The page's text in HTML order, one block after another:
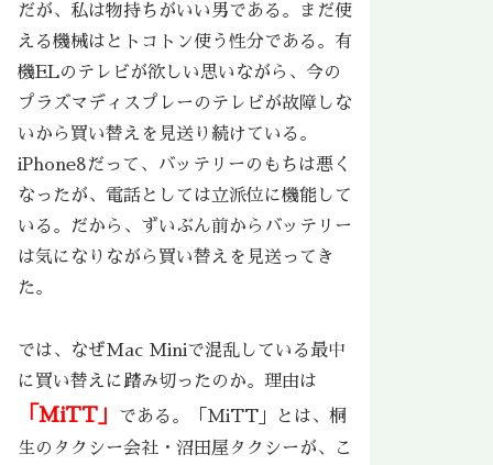
だが、私は物持ちがいい男である。まだ使
える機械はとトコトン使う性分である。有
機ELのテレビが欲しい思いながら、今の
プラズマディスプレーのテレビが故障しな
いから買い替えを見送り続けている。
iPhone8だって、バッテリーのもちは悪く
なったが、電話としては立派位に機能して
いる。だから、ずいぶん前からバッテリー
は気になりながら買い替えを見送ってき
た。
では、なぜMac Miniで混乱している最中
に買い替えに踏み切ったのか。理由は
「MiTT」
である。「MiTT」とは、桐
生のタクシー会社・沼田屋タクシーが、こ